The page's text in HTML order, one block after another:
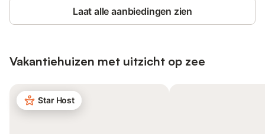
Laat alle aanbiedingen zien
Vakantiehuizen met uitzicht op zee
Star Host